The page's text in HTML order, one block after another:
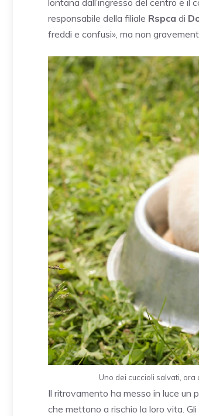
responsabile della filiale Rspca di
freddi e confusi», ma non
Uno dei cuccioli salvati,
Il ritrovamento ha messo in luce un
che mettono a rischio la loro vita.